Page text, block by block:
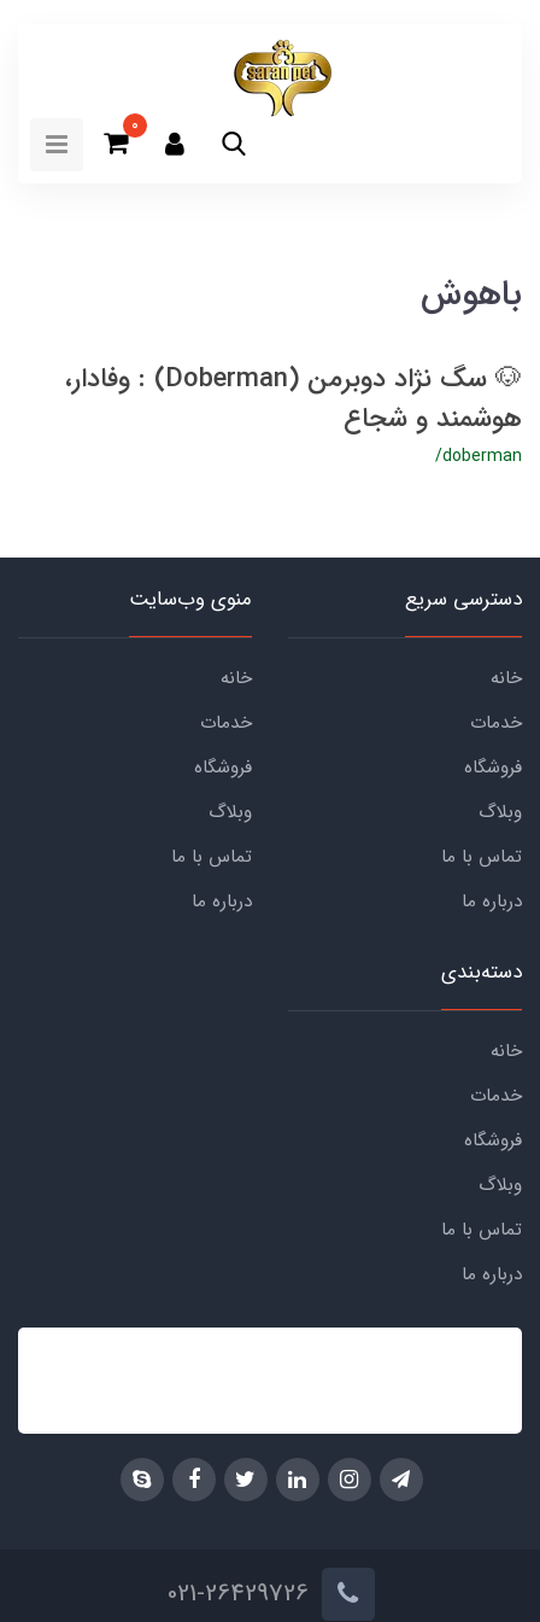
0
باهوش
🐶 سگ نژاد دوبرمن (Doberman) : وفادار،
هوشمند و شجاع
/doberman
دسترسی سریع
خانه
خدمات
فروشگاه
وبلاگ
تماس با ما
درباره ما
منوی وب‌سایت
خانه
خدمات
فروشگاه
وبلاگ
تماس با ما
درباره ما
دسته‌بندی
خانه
خدمات
فروشگاه
وبلاگ
تماس با ما
درباره ما